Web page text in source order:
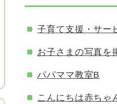
子育て支援・サー
お子さまの写真を
パパママ教室B
こんにちは赤ちゃ